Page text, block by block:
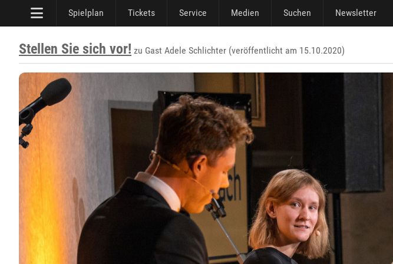
Spielplan Tickets Service Medien Suchen Newsletter
Stellen Sie sich vor! zu Gast Adele Schlichter (veröffentlicht am 15.10.2020)